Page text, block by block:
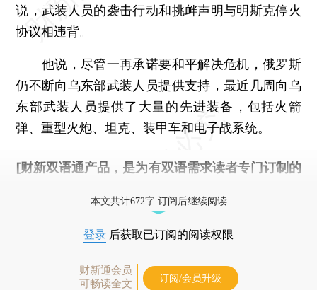
说，武装人员的袭击行动和挑衅声明与明斯克停火
协议相违背。
他说，尽管一再承诺要和平解决危机，俄罗斯
仍不断向乌东部武装人员提供支持，最近几周向乌
东部武装人员提供了大量的先进装备，包括火箭
弹、重型火炮、坦克、装甲车和电子战系统。
[财新双语通产品，是为有双语需求读者专门订制的
本文共计672字 订阅后继续阅读
登录 后获取已订阅的阅读权限
财新通会员
可畅读全文
订阅/会员升级